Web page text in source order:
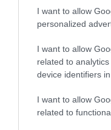
I want to allow
personalized
I want to allow
related to
device identifiers in
I want to allow
related to
azért így is
széksorok körül álló
Ajánljuk